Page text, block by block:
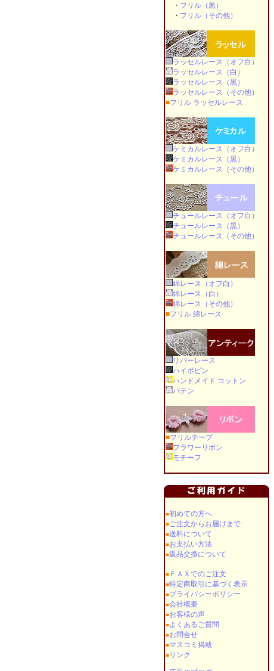
・ フリル（黒）
・ フリル（その他）
ラッセルレース（オフ白）
ラッセルレース（白）
ラッセルレース（黒）
ラッセルレース（その他）
■フリル ラッセルレース
ケミカルレース（オフ白）
ケミカルレース（黒）
ケミカルレース（その他）
チュールレース（オフ白）
チュールレース（黒）
チュールレース（その他）
綿レース（オフ白）
綿レース（白）
綿レース（その他）
■フリル 綿レース
リバーレース
ハイボビン
ハンドメイド コットン
バテン
■フリルテープ
フラワーリボン
モチーフ
■初めての方へ
■ご注文からお届けまで
■送料について
■お支払い方法
■返品交換について
■ＦＡＸでのご注文
■特定商取引に基づく表示
■プライバシーポリシー
■会社概要
■お客様の声
■よくあるご質問
■お問合せ
■マスコミ掲載
■リンク